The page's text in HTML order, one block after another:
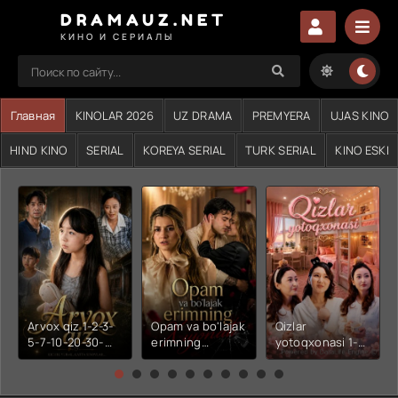
DRAMAUZ.NET
КИНО И СЕРИАЛЫ
Главная KINOLAR 2026 UZ DRAMA PREMYERA UJAS KINO
HIND KINO SERIAL KOREYA SERIAL TURK SERIAL KINO ESKI
Arvox qiz 1-2-3-
5-7-10-20-30-
50-60-70-80-
Opam va bo'lajak
erimning
xiyonati 1-2-3-4-
5-6-7-10-20-30-
Qizlar
yotoqxonasi 1-2-
3-4-5-6-7-10-20-
30-50-60-70-80-